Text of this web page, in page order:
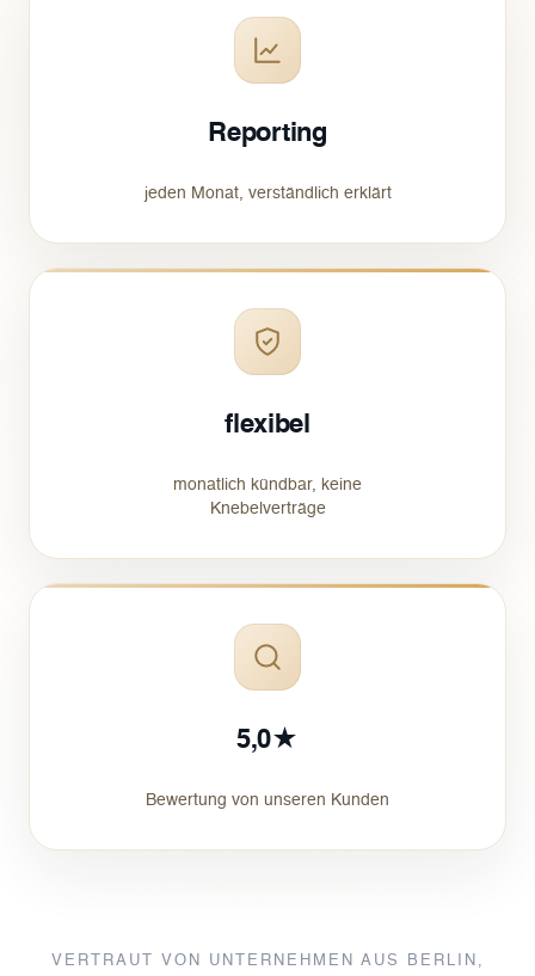
Reporting
jeden Monat, verständlich erklärt
flexibel
monatlich kündbar, keine
Knebelverträge
5,0★
Bewertung von unseren Kunden
VERTRAUT VON UNTERNEHMEN AUS BERLIN,